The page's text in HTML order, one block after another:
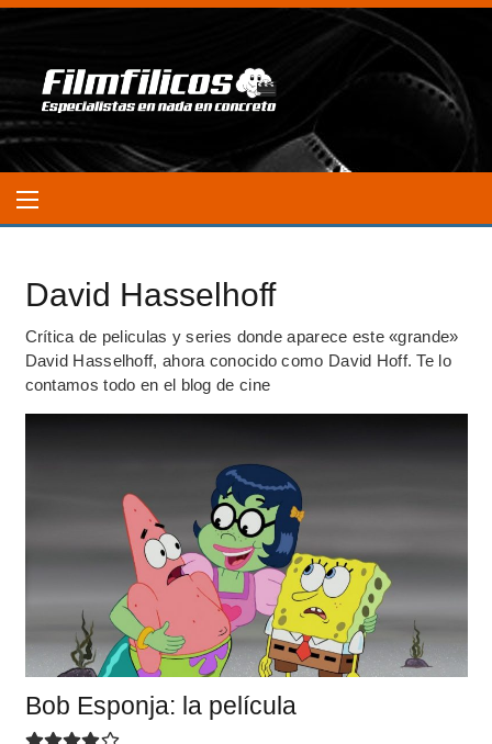
David Hasselhoff
Crítica de peliculas y series donde aparece este «grande»
David Hasselhoff, ahora conocido como David Hoff. Te lo
contamos todo en el blog de cine
Bob Esponja: la película